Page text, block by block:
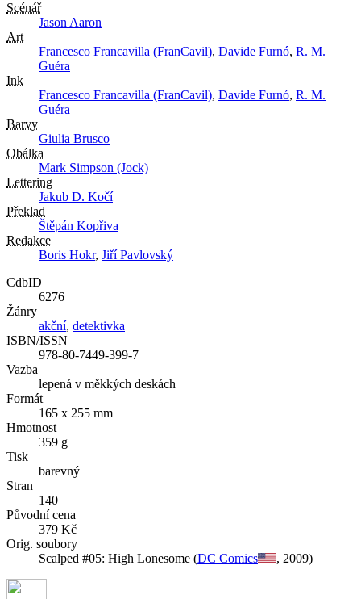
Scénář
Jason Aaron
Art
Francesco Francavilla (FranCavil), Davide Furnó, R. M.
Guéra
Ink
Francesco Francavilla (FranCavil), Davide Furnó, R. M.
Guéra
Barvy
Giulia Brusco
Obálka
Mark Simpson (Jock)
Lettering
Jakub D. Kočí
Překlad
Štěpán Kopřiva
Redakce
Boris Hokr, Jiří Pavlovský
CdbID
6276
Žánry
akční, detektivka
ISBN/ISSN
978-80-7449-399-7
Vazba
lepená v měkkých deskách
Formát
165 x 255 mm
Hmotnost
359 g
Tisk
barevný
Stran
140
Původní cena
379 Kč
Orig. soubory
Scalped #05: High Lonesome (DC Comics , 2009)